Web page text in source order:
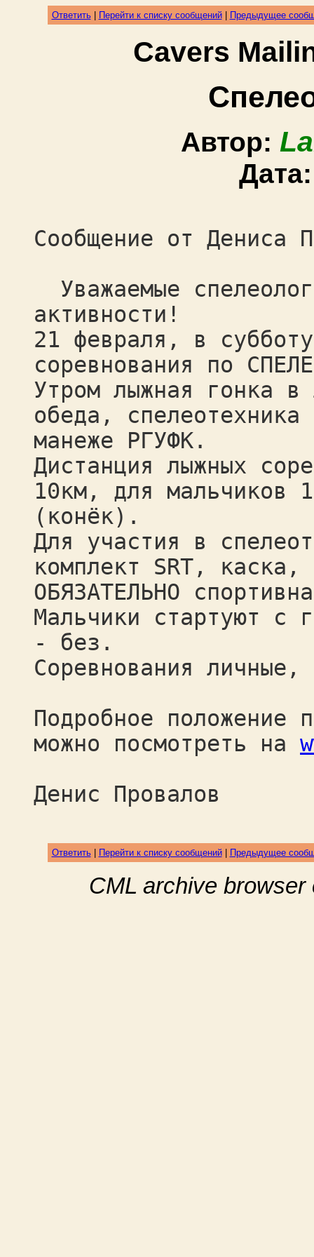
Ответить| Перейти к списку сообщений| Предыдущее
Cavers
Автор:
Сообщение от Дениса
Уважаемые
активности!
21 февраля, в
соревнования по
Утром лыжная гонка
обеда, спелеотехника
манеже РГУФК.
Дистанция лыжных
10км, для мальчиков
(конёк).
Для участия в
комплект SRT, каска,
ОБЯЗАТЕЛЬНО
Мальчики стартуют с
- без.
Соревнования
Подробное положение
можно посмотреть на
Денис Провалов
Ответить| Перейти к списку сообщений| Предыдущее
CML archive